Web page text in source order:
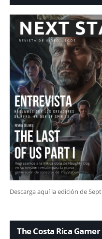
Descarga aquí la edición de
The Costa Rica